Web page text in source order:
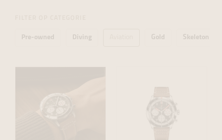
Pre-owned Diving Gold Skeleton